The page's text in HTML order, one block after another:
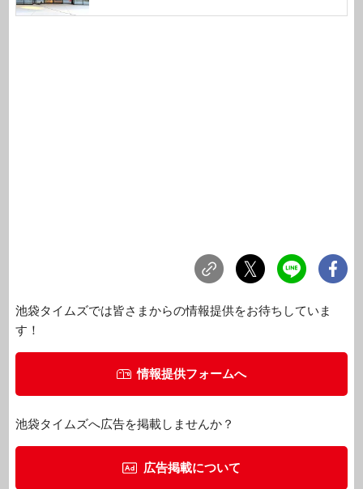
池袋タイムズでは皆さまからの情報提供をお待ちしていま
す！
情報提供フォームへ
池袋タイムズへ広告を掲載しませんか？
広告掲載について